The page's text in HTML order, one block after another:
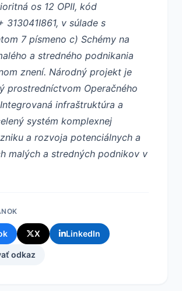
os 12 OPII, kód
313041I861, v súlade s
7 písmeno c) Schémy na
a stredného podnikania
znení. Národný projekt je
prostredníctvom Operačného
infraštruktúra a
systém komplexnej
a rozvoja potenciálnych a
malých a stredných podnikov v
X LinkedIn
odkaz